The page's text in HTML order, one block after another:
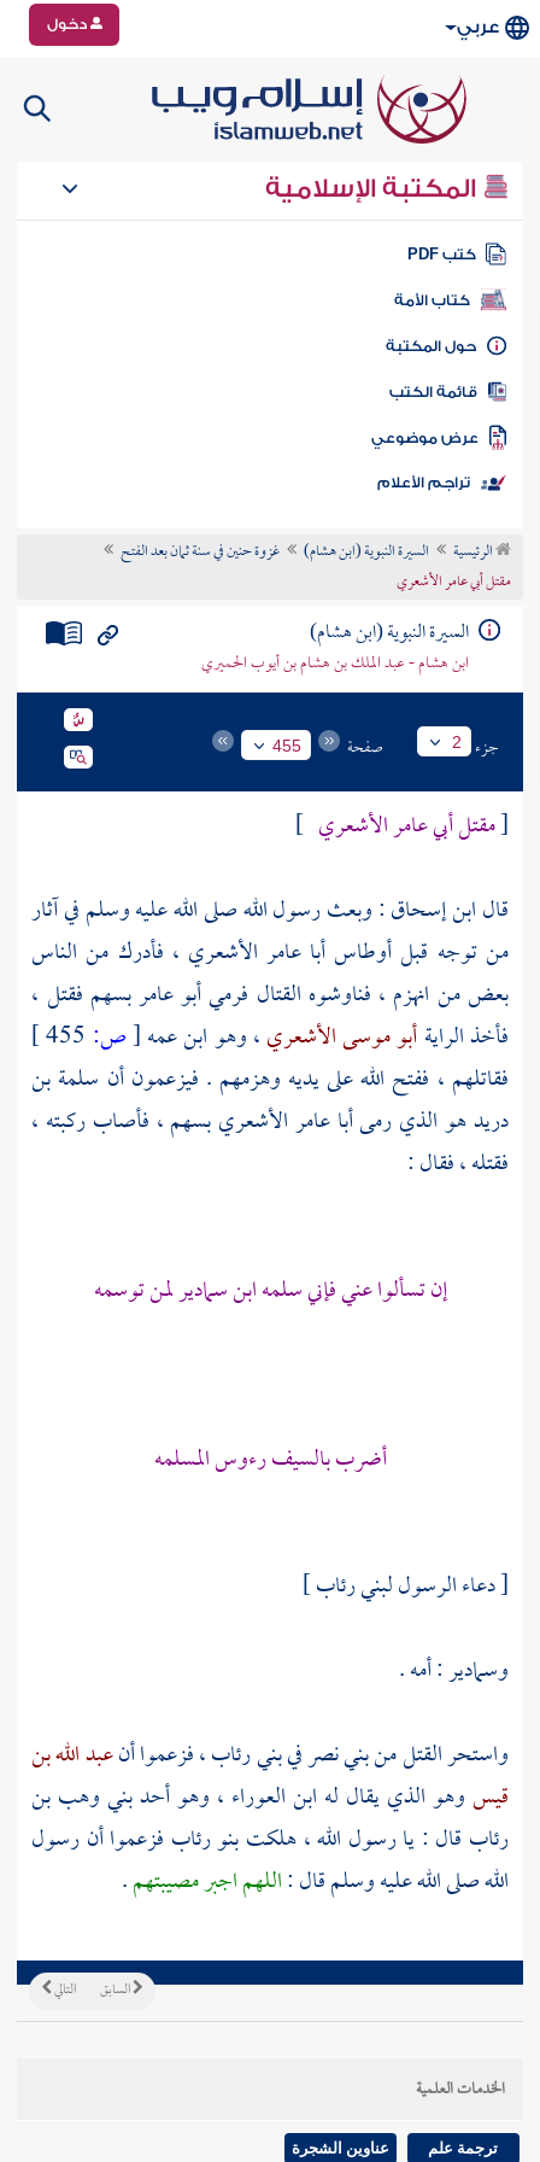
عربي دخول
المكتبة الإسلامية
كتب PDF
كتاب الأمة
المكتبة
الكتب
موضوعي
تراجم الأعلام
الرئيسية السيرة النبوية (ابن هشام)
غزوة حنين في سنة ثمان بعد الفتح
مقتل أبي عامر الأشعري
السيرة النبوية (ابن هشام)
ابن هشام - عبد الملك بن هشام بن أيوب الحميري
جزء 2 صفحة 455
[مقتل أبي عامر الأشعري ]
قالابن إسحاق: وبعث رسول الله صلى الله عليه وسلم في آثار
من توجه قبلأوطاسأبا عامر الأشعري ، فأدرك من الناس
بعض من انهزم ، فناوشوه القتال فرميأبو عامربسهم فقتل ،
فأخذ الرايةأبو موسى الأشعري، وهو ابن عمه[ص:
فقاتلهم ، ففتح الله على يديه وهزمهم . فيزعمون أن سلمة بن
دريدهو الذي رمىأبا عامر الأشعريبسهم ، فأصاب ركبته ،
فقتله ، فقال :
إن تسألوا عني فإني سلمه ابن سمادير لمن توسمه
أضرب بالسيف رءوس المسلمه
[ دعاء الرسول لبني رئاب ]
وسمادير: أمه .
واستحر القتل منبني نصرفيبني رئاب، فزعموا أنعبد الله بن
قيسوهو الذي يقال له ابن العوراء ، وهو أحدبني وهب بن
رئاب قال : يا رسول الله ، هلكتبنو رئاب فزعموا أن رسول
الله صلى الله عليه وسلم قال :اللهم اجبر مصيبتهم.
التالي السابق
الخدمات العلمية
ترجمة علم عناوين الشجرة